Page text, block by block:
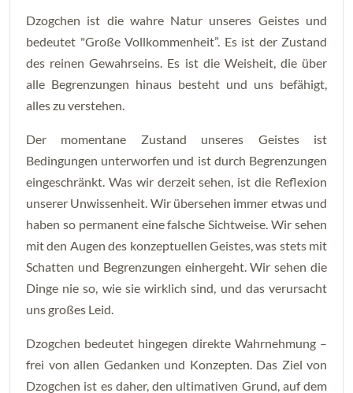
Dzogchen ist die wahre Natur unseres Geistes und
bedeutet "Große Vollkommenheit”. Es ist der Zustand
des reinen Gewahrseins. Es ist die Weisheit, die über
alle Begrenzungen hinaus besteht und uns befähigt,
alles zu verstehen.
Der momentane Zustand unseres Geistes ist
Bedingungen unterworfen und ist durch Begrenzungen
eingeschränkt. Was wir derzeit sehen, ist die Reflexion
unserer Unwissenheit. Wir übersehen immer etwas und
haben so permanent eine falsche Sichtweise. Wir sehen
mit den Augen des konzeptuellen Geistes, was stets mit
Schatten und Begrenzungen einhergeht. Wir sehen die
Dinge nie so, wie sie wirklich sind, und das verursacht
uns großes Leid.
Dzogchen bedeutet hingegen direkte Wahrnehmung –
frei von allen Gedanken und Konzepten. Das Ziel von
Dzogchen ist es daher, den ultimativen Grund, auf dem